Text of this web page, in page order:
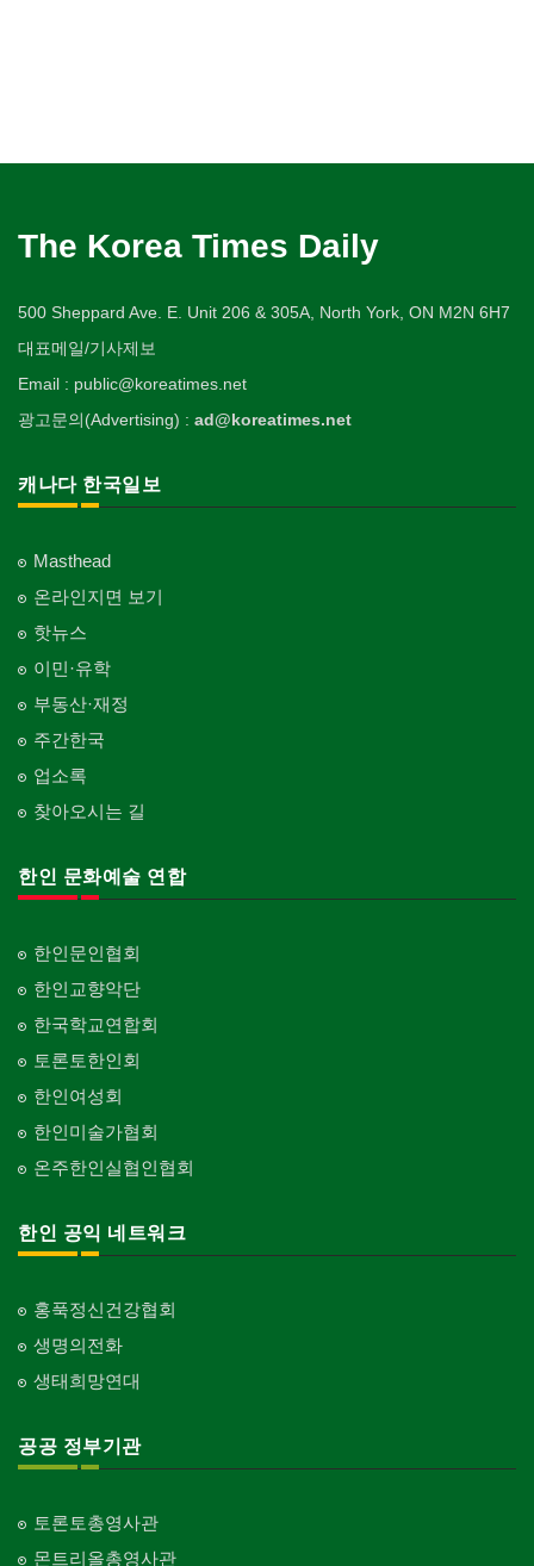
The Korea Times Daily
500 Sheppard Ave. E. Unit 206 & 305A, North York, ON M2N 6H7
대표메일/기사제보
Email : public@koreatimes.net
광고문의(Advertising) : ad@koreatimes.net
캐나다 한국일보
Masthead
온라인지면 보기
핫뉴스
이민·유학
부동산·재정
주간한국
업소록
찾아오시는 길
한인 문화예술 연합
한인문인협회
한인교향악단
한국학교연합회
토론토한인회
한인여성회
한인미술가협회
온주한인실협인협회
한인 공익 네트워크
홍푹정신건강협회
생명의전화
생태희망연대
공공 정부기관
토론토총영사관
몬트리올총영사관